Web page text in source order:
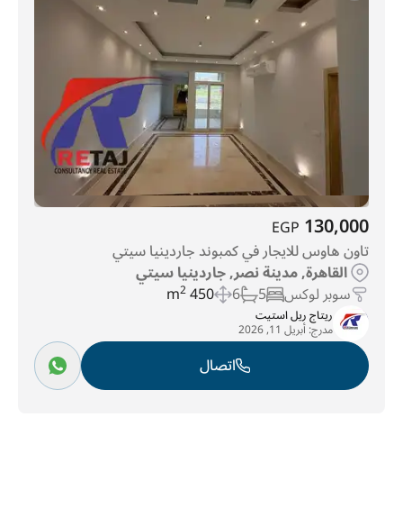
130,000
EGP
تاون هاوس للايجار في كمبوند جاردينيا سيتي
القاهرة, مدينة نصر, جاردينيا سيتي
سوبر لوكس 5
6
450 m
2
ريتاج ريل استيت
مدرج:أبريل 11, 2026
اتصال